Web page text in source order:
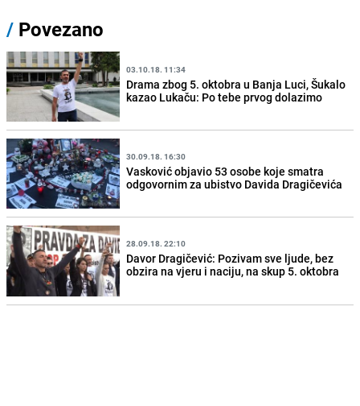
/ Povezano
03.10.18. 11:34
Drama zbog 5. oktobra u Banja Luci, Šukalo
kazao Lukaču: Po tebe prvog dolazimo
30.09.18. 16:30
Vasković objavio 53 osobe koje smatra
odgovornim za ubistvo Davida Dragičevića
28.09.18. 22:10
Davor Dragičević: Pozivam sve ljude, bez
obzira na vjeru i naciju, na skup 5. oktobra